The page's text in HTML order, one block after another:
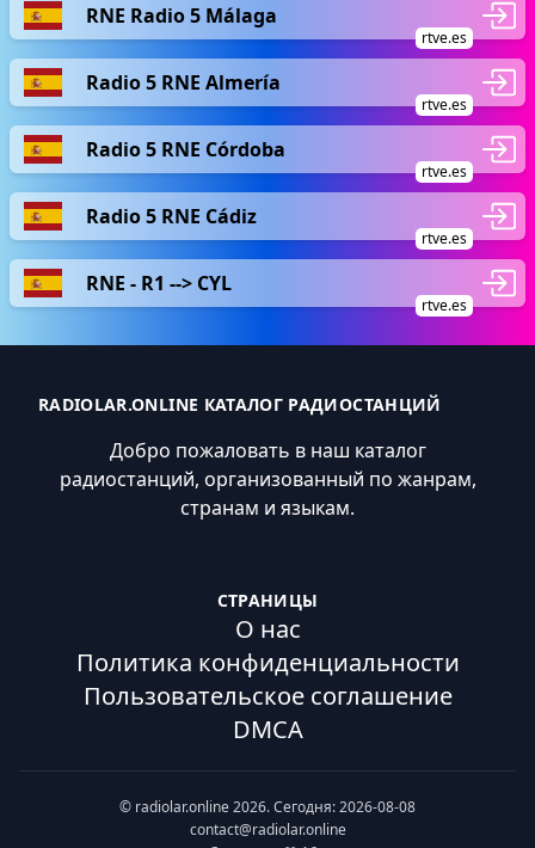
RNE Radio 5 Málaga
rtve.es
Radio 5 RNE Almería
rtve.es
Radio 5 RNE Córdoba
rtve.es
Radio 5 RNE Cádiz
rtve.es
RNE - R1 --> CYL
rtve.es
RADIOLAR.ONLINE КАТАЛОГ РАДИОСТАНЦИЙ
Добро пожаловать в наш каталог
радиостанций, организованный по жанрам,
странам и языкам.
СТРАНИЦЫ
О нас
Политика конфиденциальности
Пользовательское соглашение
DMCA
© radiolar.online 2026. Сегодня: 2026-08-08
contact@radiolar.online